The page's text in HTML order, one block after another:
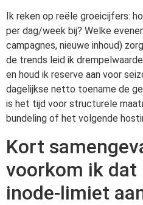
Ik reken op reële groeicijfers:
per dag/week bij? Welke
campagnes, nieuwe inhoud)
de trends leid ik
en houd ik reserve aan voor
dagelijkse netto toename de
is het tijd voor structurele
bundeling of het volgende
Kort
voorkom ik dat
inode-limiet